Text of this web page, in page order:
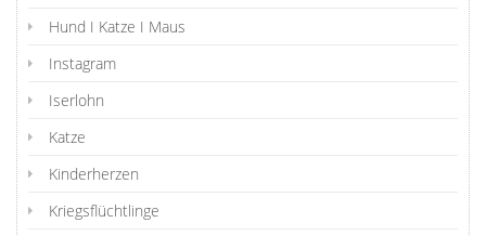
Hund I Katze I Maus
Instagram
Iserlohn
Katze
Kinderherzen
Kriegsflüchtlinge